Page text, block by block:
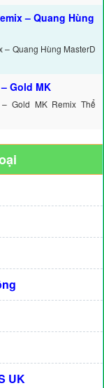
– Quang Hùng
– Quang Hùng MasterD
Gold MK
Gold MK Remix Thể
UK